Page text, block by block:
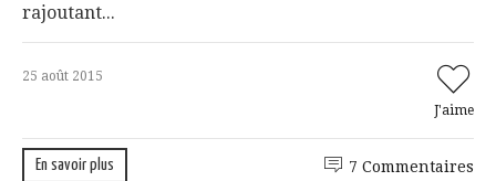
rajoutant...
25 août 2015
J'aime
En savoir plus 7 Commentaires